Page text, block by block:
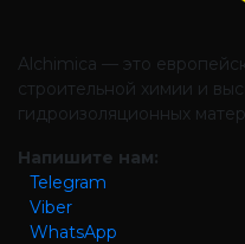
Alchimica — это
строительной химии и
гидроизоляционных
Напишите нам:
Telegram
Viber
WhatsApp